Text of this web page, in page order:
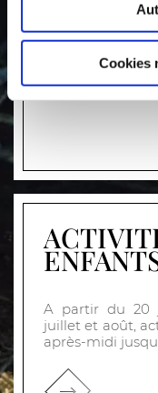
Cookies
GOLF
A partir du 20
juillet et août,
après-midi